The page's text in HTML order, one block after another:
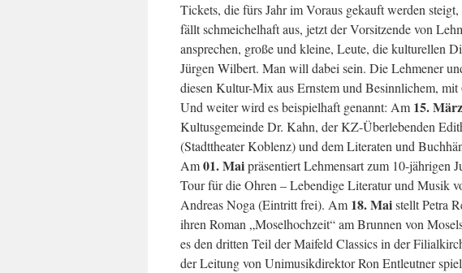
Tickets, die fürs Jahr im Voraus gekauft werden
fällt schmeichelhaft aus, jetzt der Vorsitzende von
ansprechen, große und kleine, Leute, die kulturellen
Jürgen Wilbert. Man will dabei sein. Die Lehmener
diesen Kultur-Mix aus Ernstem und Besinnlichem,
Und weiter wird es beispielhaft genannt: Am 15. März
Kultusgemeinde Dr. Kahn, der KZ-Überlebenden
(Stadttheater Koblenz) und dem Literaten und
Am01. Maipräsentiert Lehmensart zum 10-jährigen
Tour für die Ohren – Lebendige Literatur und Musik
Andreas Noga (Eintritt frei). Am 18. Maistellt Petra
ihren Roman „Moselhochzeit“ am Brunnen von
es den dritten Teil der Maifeld Classics in der
der Leitung von Unimusikdirektor Ron Entleutner